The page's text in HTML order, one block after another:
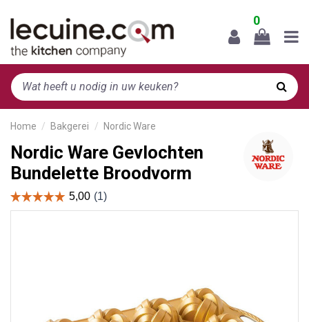
0
Home Bakgerei Nordic Ware
Nordic Ware Gevlochten
Bundelette Broodvorm